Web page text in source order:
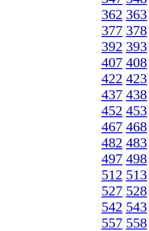
362 363
377 378
392 393
407 408
422 423
437 438
452 453
467 468
482 483
497 498
512 513
527 528
542 543
557 558